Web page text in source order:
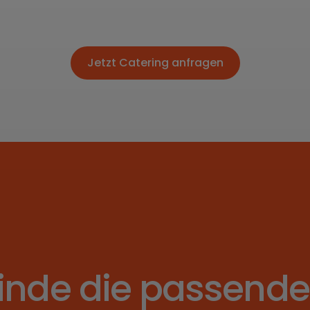
Jetzt Catering anfragen
Jetzt Catering anfragen
die